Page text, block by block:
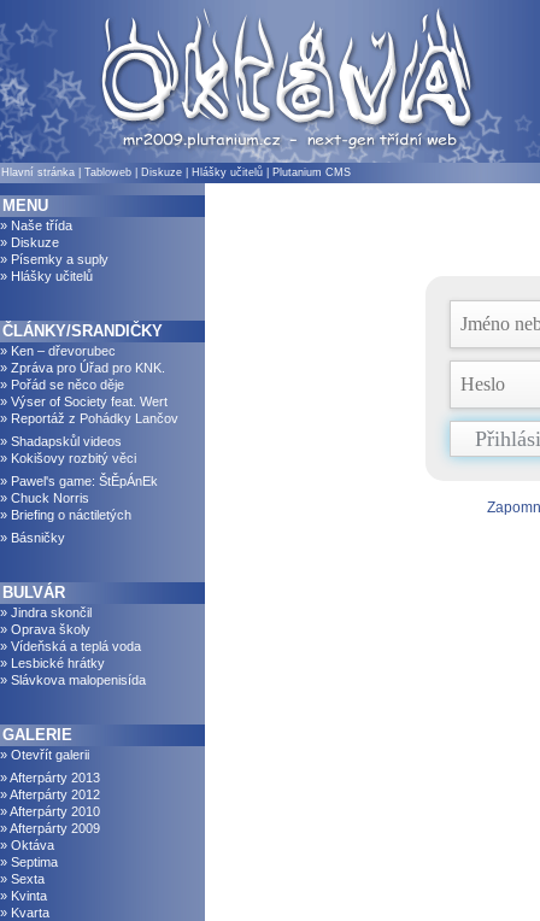
Hlavní stránka Tabloweb Diskuze Hlášky učitelů Plutanium CMS
MENU
» Naše třída
» Diskuze
» Písemky a suply
» Hlášky učitelů
ČLÁNKY/SRANDIČKY
» Ken – dřevorubec
» Zpráva pro Úřad pro KNK.
» Pořád se něco děje
» Výser of Society feat. Wert
» Reportáž z Pohádky Lančov
» Shadapskůl videos
» Kokišovy rozbitý věci
» Pawel's game: ŠtĚpÁnEk
» Chuck Norris
» Briefing o náctiletých
» Básničky
BULVÁR
» Jindra skončil
» Oprava školy
» Vídeňská a teplá voda
» Lesbické hrátky
» Slávkova malopenisída
GALERIE
» Otevřít galerii
» Afterpárty 2013
» Afterpárty 2012
» Afterpárty 2010
» Afterpárty 2009
» Oktáva
» Septima
» Sexta
» Kvinta
» Kvarta